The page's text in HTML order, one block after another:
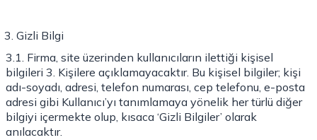
Gizli Bilgi
3.1. Firma, site üzerinden kullanıcıların ilettiği kişisel
bilgileri 3. Kişilere açıklamayacaktır. Bu kişisel bilgiler; kişi
adı-soyadı, adresi, telefon numarası, cep telefonu, e-posta
adresi gibi Kullanıcı’yı tanımlamaya yönelik her türlü diğer
bilgiyi içermekte olup, kısaca ‘Gizli Bilgiler’ olarak
anılacaktır.